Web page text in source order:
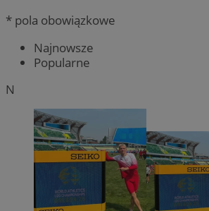
* pola obowiązkowe
Najnowsze
Popularne
N